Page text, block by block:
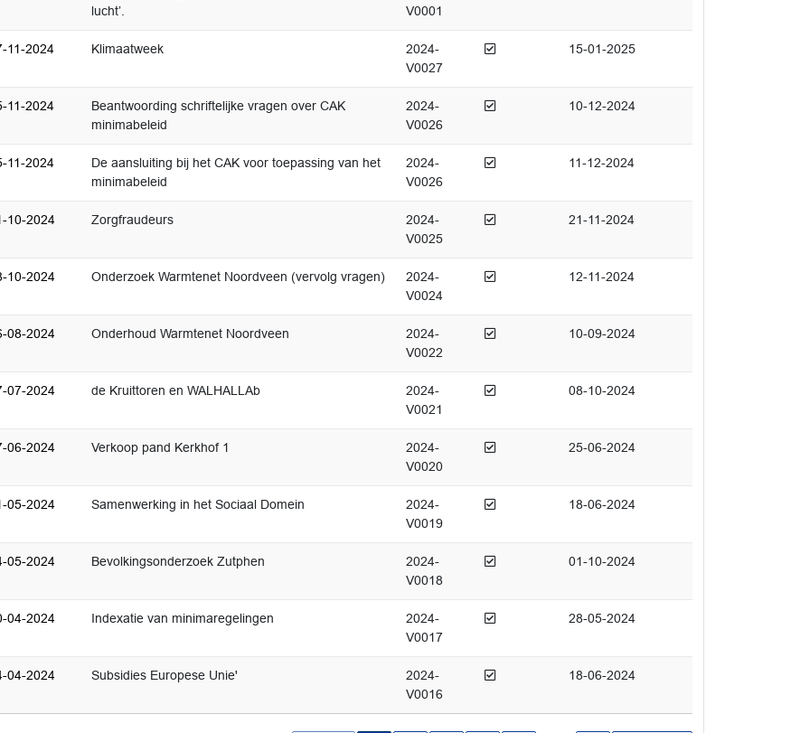
lucht’.
V0001
11-2024 Klimaatweek
2024-
V0027
Afgedaan 15-01-2025
11-2024
Beantwoording schriftelijke vragen over CAK
minimabeleid
2024-
V0026
Afgedaan 10-12-2024
11-2024
De aansluiting bij het CAK voor toepassing van het
minimabeleid
2024-
V0026
Afgedaan 11-12-2024
10-2024 Zorgfraudeurs
2024-
V0025
Afgedaan 21-11-2024
10-2024 Onderzoek Warmtenet Noordveen (vervolg vragen)
2024-
V0024
Afgedaan 12-11-2024
08-2024 Onderhoud Warmtenet Noordveen
2024-
V0022
Afgedaan 10-09-2024
07-2024 de Kruittoren en WALHALLAb
2024-
V0021
Afgedaan 08-10-2024
06-2024 Verkoop pand Kerkhof 1
2024-
V0020
Afgedaan 25-06-2024
05-2024 Samenwerking in het Sociaal Domein
2024-
V0019
Afgedaan 18-06-2024
05-2024 Bevolkingsonderzoek Zutphen
2024-
V0018
Afgedaan 01-10-2024
04-2024 Indexatie van minimaregelingen
2024-
V0017
Afgedaan 28-05-2024
04-2024 Subsidies Europese Unie'
2024-
V0016
Afgedaan 18-06-2024